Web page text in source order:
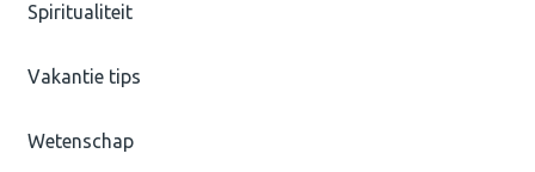
Spiritualiteit
Vakantie tips
Wetenschap